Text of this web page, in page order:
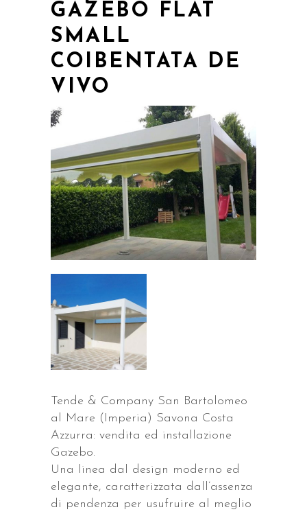
GAZEBO FLAT
SMALL
COIBENTATA DE
VIVO
Tende & Company San Bartolomeo
al Mare (Imperia) Savona Costa
Azzurra: vendita ed installazione
Gazebo.
Una linea dal design moderno ed
elegante, caratterizzata dall’assenza
di pendenza per usufruire al meglio